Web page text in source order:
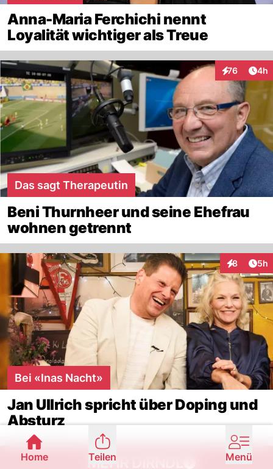
Anna-Maria Ferchichi nennt
Loyalität wichtiger als Treue
76
Interaktionen
4h
Das sagt Therapeutin
Beni Thurnheer und seine Ehefrau
wohnen getrennt
8 5h
Bei «Inas Nacht»
Jan Ullrich spricht über Doping und
Absturz
MEHR DIRNDL
Home Teilen Menü